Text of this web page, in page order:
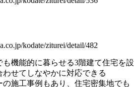
kodate/ziturei/detail/482
も機能的に暮らせる3階建て住宅を設
せてしなやかに対応できる
の施工事例もあり、住宅密集地でも